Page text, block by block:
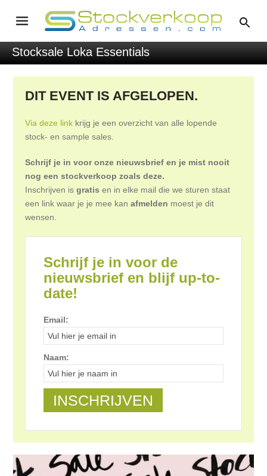
Stocksale Loka Essentials
DIT EVENT IS AFGELOPEN.
Via deze link krijg je een overzicht van alle lopende
stock- en sample sales.
Schrijf je in voor onze nieuwsbrief en je mist nooit
nog een stockverkoop zoals deze.
Inschrijven isgratis en in elke mail die we sturen staat
een link waar je je mee kanafmelden moest je dit
wensen.
Schrijf je in voor de
nieuwsbrief en blijf up-to-
date!
Email:
Naam: